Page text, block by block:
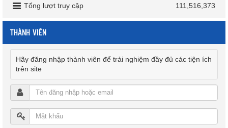
Tổng lượt truy cập
111,516,373
THÀNH VIÊN
Hãy đăng nhập thành viên để trải nghiệm đầy đủ các tiện ích
trên site